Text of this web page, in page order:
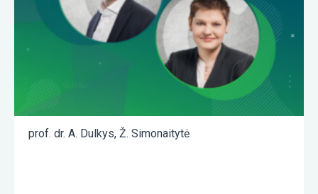
prof. dr. A. Dulkys, Ž. Simonaitytė